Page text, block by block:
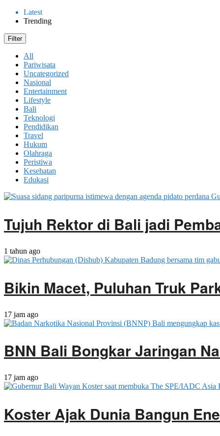
Latest
Trending
Filter
All
Pariwisata
Uncategorized
Nasional
Entertainment
Lifestyle
Bali
Teknologi
Pendidikan
Travel
Hukum
Olahraga
Peristiwa
Kesehatan
Edukasi
Tujuh Rektor di Bali jadi
1 tahun ago
Bikin Macet, Puluhan Truk
17 jam ago
BNN Bali Bongkar Jaringan
17 jam ago
Koster Ajak Dunia Bangun